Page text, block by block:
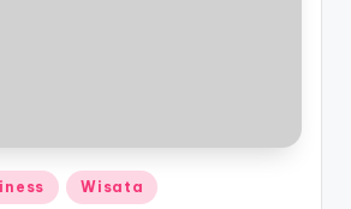
Wisata